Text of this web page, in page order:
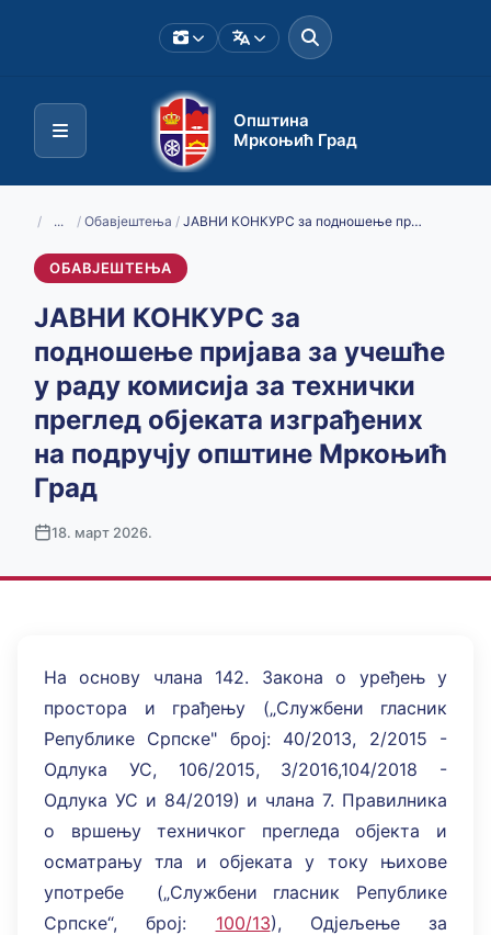
Општина
Мркоњић Град
/ ... / Обавјештења / ЈАВНИ КОНКУРС за подношење пријава за учешће у раду комисија за технички преглед објеката изграђених на подручју општине Мркоњић Град
ОБАВЈЕШТЕЊА
ЈАВНИ КОНКУРС за
подношење пријава за учешће
у раду комисија за технички
преглед објеката изграђених
на подручју општине Мркоњић
Град
18. март 2026.
На основу члана 142. Закона о уређењ у
простора и грађењу („Службени гласник
Републике Српске" број: 40/2013, 2/2015 -
Одлука УС, 106/2015, 3/2016,104/2018 -
Одлука УС и 84/2019) и члана 7. Правилника
о вршењу техничког прегледа објекта и
осматрању тла и објеката у току њихове
употребе („Службени гласник Републике
Српске“, број: 100/13), Одјељење за